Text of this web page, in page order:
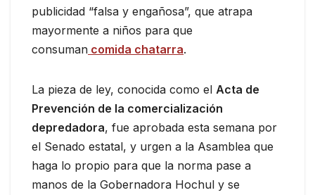
publicidad “falsa y engañosa”, que atrapa
mayormente a niños para que
consuman comida chatarra.
La pieza de ley, conocida como el Acta de
Prevención de la comercialización
depredadora, fue aprobada esta semana por
el Senado estatal, y urgen a la Asamblea que
haga lo propio para que la norma pase a
manos de la Gobernadora Hochul y se